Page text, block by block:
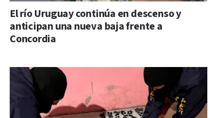
El río Uruguay continúa en descenso y
anticipan una nueva baja frente a
Concordia